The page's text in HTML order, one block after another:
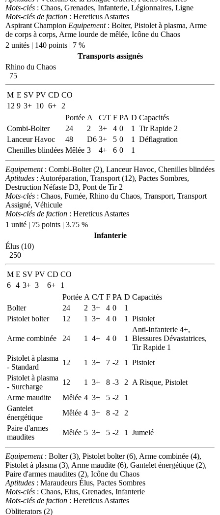
Mots-clés : Chaos, Grenades, Infanterie, Légionnaires, Ligne
Mots-clés de faction : Hereticus Astartes
Aspirant Champion Equipement: Bolter, Pistolet à plasma, Arme
de corps à corps, Arme lourde de mêlée, Icône du Chaos
2 unités | 140 points | 7 %
Transports assignés
Rhino du Chaos
75
M E SV PV CD CO
12 9 3+ 10 6+
2
Portée A C/T F PA D Capacités
Combi-Bolter
24 2 3+ 4 0 1
Tir Rapide 2
Lanceur Havoc
48 D6 3+ 5 0 1
Déflagration
Chenilles blindées Mêlée 3 4+ 6 0 1
Equipement: Combi-Bolter (2), Lanceur Havoc, Chenilles blindées
Aptitudes : Autoréparation, Transport (12), Pactes Sombres,
Destruction Néfaste D3, Pont de Tir 2
Mots-clés : Chaos, Fumée, Rhino du Chaos, Transport, Transport
Assigné, Véhicule
Mots-clés de faction : Hereticus Astartes
1 unité | 75 points | 3.75 %
Infanterie
Élus (10)
250
M E SV PV CD CO
6 4 3+ 3 6+
1
Portée A C/T F PA D Capacités
Bolter
24 2 3+ 4 0
1
Pistolet bolter
12 1 3+ 4 0 1 Pistolet
Arme combinée 24 1 4+ 4 0 1
Anti-Infanterie 4+,
Blessures Dévastatrices,
Tir Rapide 1
Pistolet à plasma
- Standard
12 1 3+ 7 -2 1
Pistolet
Pistolet à plasma
- Surcharge
12 1 3+ 8 -3 2 A Risque, Pistolet
Arme maudite
Mêlée 4 3+ 5 -2
1
Gantelet
énergétique
Mêlée 4 3+ 8 -2
2
Paire d'armes
maudites
Mêlée 5 3+ 5 -2 1 Jumelé
Equipement: Bolter (3), Pistolet bolter (6), Arme combinée (4),
Pistolet à plasma (3), Arme maudite (6), Gantelet énergétique (2),
Paire d'armes maudites (2), Icône du Chaos
Aptitudes : Maraudeurs Élus, Pactes Sombres
Mots-clés : Chaos, Elus, Grenades, Infanterie
Mots-clés de faction : Hereticus Astartes
Obliterators (2)